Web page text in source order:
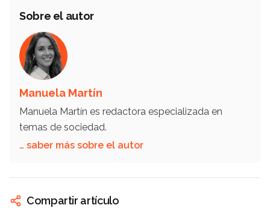
Sobre el autor
Manuela Martín
Manuela Martín es redactora especializada en
temas de sociedad.
… saber más sobre el autor
Compartir artículo